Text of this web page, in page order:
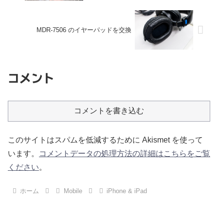
MDR-7506 のイヤーパッドを交換
コメント
コメントを書き込む
このサイトはスパムを低減するために Akismet を使って
います。
コメントデータの処理方法の詳細はこちらをご覧
ください。
ホーム Mobile iPhone & iPad